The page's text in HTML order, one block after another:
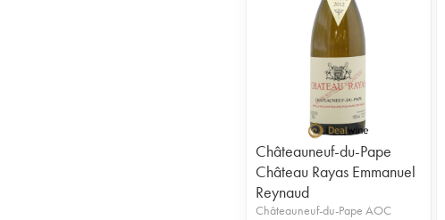
Châteauneuf-du-Pape
Château Rayas Emmanuel
Reynaud
Châteauneuf-du-Pape AOC